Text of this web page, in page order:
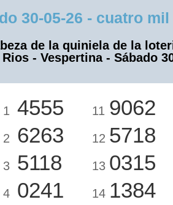
05-26 - cuatro mil
de la quiniela de la
- Vespertina - Sábado
1 4555
2 6263
3 5118
4 0241
11 9062
12 5718
13 0315
14 1384